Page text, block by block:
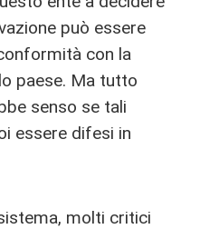
può essere
con la
paese. Ma tutto
senso se tali
essere difesi in
molti critici